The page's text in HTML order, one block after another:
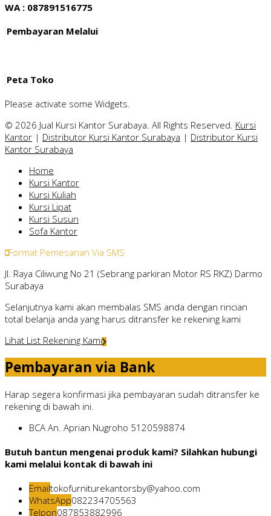
WA : 087891516775
Pembayaran Melalui
Peta Toko
Please activate some Widgets.
© 2026 Jual Kursi Kantor Surabaya. All Rights Reserved. Kursi
Kantor | Distributor Kursi Kantor Surabaya | Distributor Kursi
Kantor Surabaya
Home
Kursi Kantor
Kursi Kuliah
Kursi Lipat
Kursi Susun
Sofa Kantor
Format Pemesanan Via SMS
Jl. Raya Ciliwung No 21 (Sebrang parkiran Motor RS RKZ) Darmo
Surabaya
Selanjutnya kami akan membalas SMS anda dengan rincian
total belanja anda yang harus ditransfer ke rekening kami
Lihat List Rekening Kami
Pembayaran via Bank
Harap segera konfirmasi jika pembayaran sudah ditransfer ke
rekening di bawah ini.
BCA An. Aprian Nugroho 5120598874
Butuh bantun mengenai produk kami? Silahkan hubungi
kami melalui kontak di bawah ini
Emailtokofurniturekantorsby@yahoo.com
WhatsApp082234705563
Telpon087853882996